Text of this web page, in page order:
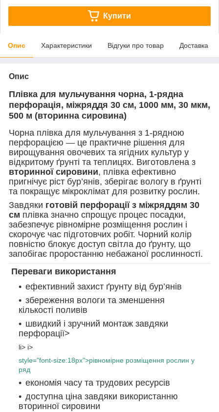
Купити
Опис Характеристики Відгуки про товар Доставка
Опис
Плівка для мульчування чорна, 1-рядна
перфорація, міжряддя 30 см, 1000 мм, 30 мкм,
500 м (вторинна сировина)
Чорна плівка для мульчування з 1-рядною
перфорацією — це практичне рішення для
вирощування овочевих та ягідних культур у
відкритому ґрунті та теплицях. Виготовлена з
вторинної сировини, плівка ефективно
пригнічує ріст бур’янів, зберігає вологу в ґрунті
та покращує мікроклімат для розвитку рослин.
Завдяки готовій перфорації з міжряддям 30
см плівка значно спрощує процес посадки,
забезпечує рівномірне розміщення рослин і
скорочує час підготовчих робіт. Чорний колір
повністю блокує доступ світла до ґрунту, що
запобігає проростанню небажаної рослинності.
Переваги використання
ефективний захист ґрунту від бур’янів
збереження вологи та зменшення
кількості поливів
швидкий і зручний монтаж завдяки
перфорації>
li> i>
style="font-size:18px">рівномірне розміщення рослин у
ряд
економія часу та трудових ресурсів
доступна ціна завдяки використанню
вторинної сировини